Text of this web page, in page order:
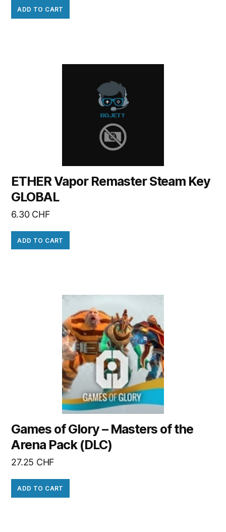
ADD TO CART
ETHER Vapor Remaster Steam Key
GLOBAL
6.30 CHF
ADD TO CART
Games of Glory – Masters of the
Arena Pack (DLC)
27.25 CHF
ADD TO CART